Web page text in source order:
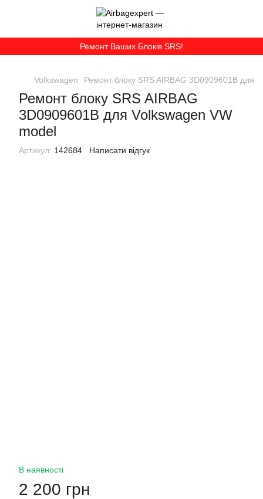
Ремонт Ваших Блоків SRS!
Volkswagen Ремонт блоку SRS AIRBAG 3D0909601B для
Ремонт блоку SRS AIRBAG
3D0909601B для Volkswagen VW
model
Артикул: 142684 Написати відгук
В наявності
2 200 грн